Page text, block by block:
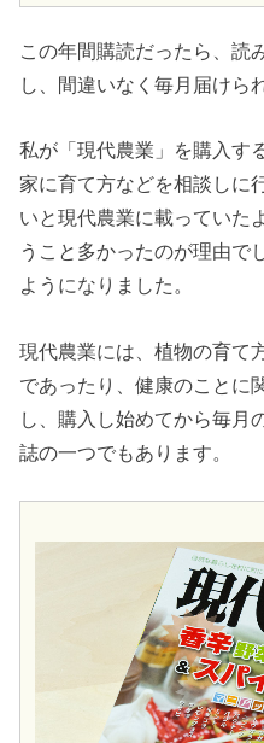
この年間購読だったら、読
し、間違いなく毎月届けら
私が「現代農業」を購入す
家に育て方などを相談しに
いと現代農業に載っていた
うこと多かったのが理由で
ようになりました。
現代農業には、植物の育て
であったり、健康のことに
し、購入し始めてから毎月
誌の一つでもあります。